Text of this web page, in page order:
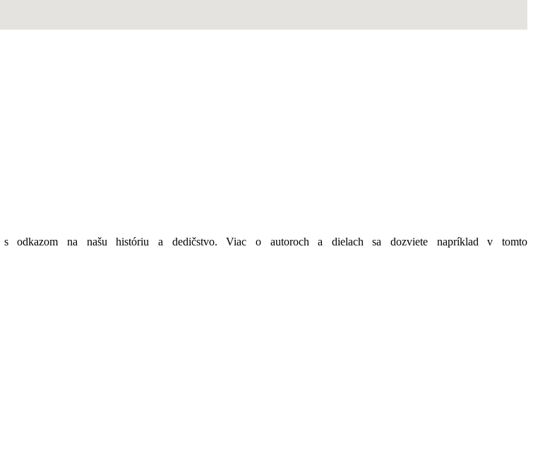
s odkazom na našu históriu a dedičstvo. Viac o autoroch a dielach sa dozviete napríklad v tomto